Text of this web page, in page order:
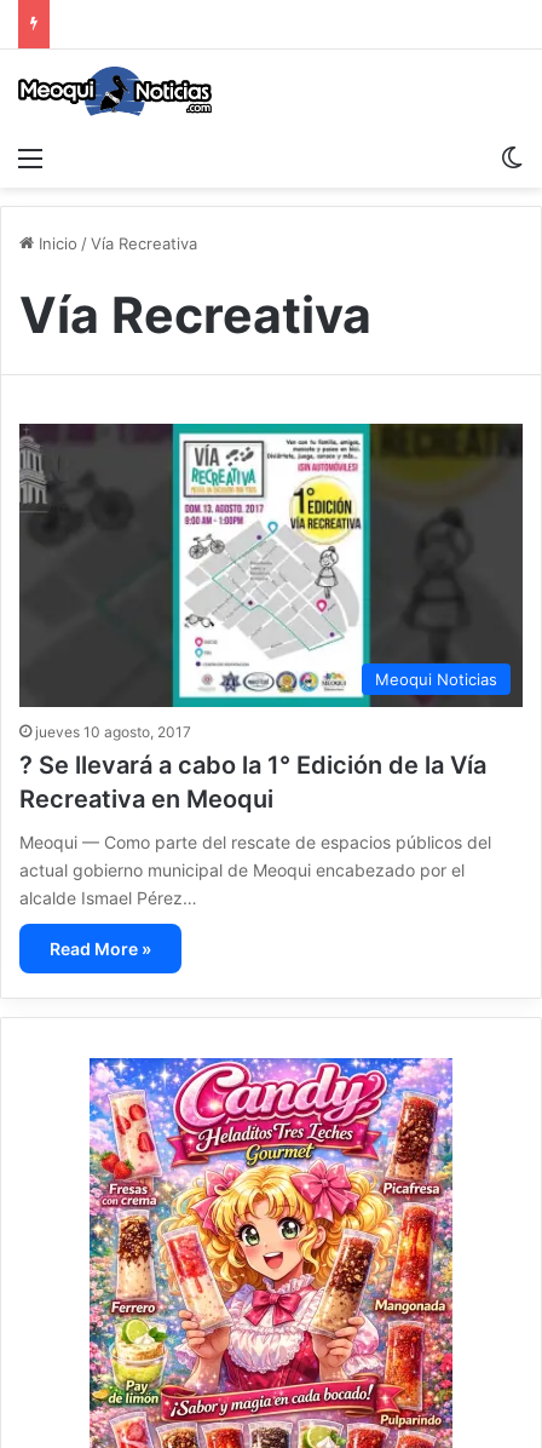
Inicio /Vía Recreativa
Vía Recreativa
Meoqui Noticias
jueves 10 agosto, 2017
? Se llevará a cabo la 1° Edición de la Vía
Recreativa en Meoqui
Meoqui — Como parte del rescate de espacios públicos del
actual gobierno municipal de Meoqui encabezado por el
alcalde Ismael Pérez…
Read More »